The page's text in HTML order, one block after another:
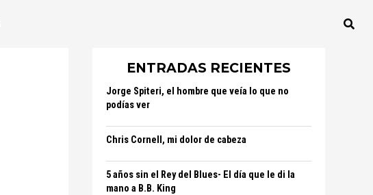
ENTRADAS RECIENTES
Jorge Spiteri, el hombre que veía lo que no
podías ver
Chris Cornell, mi dolor de cabeza
5 años sin el Rey del Blues- El día que le di la
mano a B.B. King